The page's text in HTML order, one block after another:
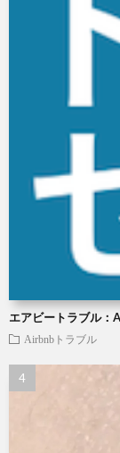
エアビートラブル：
Airbnbトラブル